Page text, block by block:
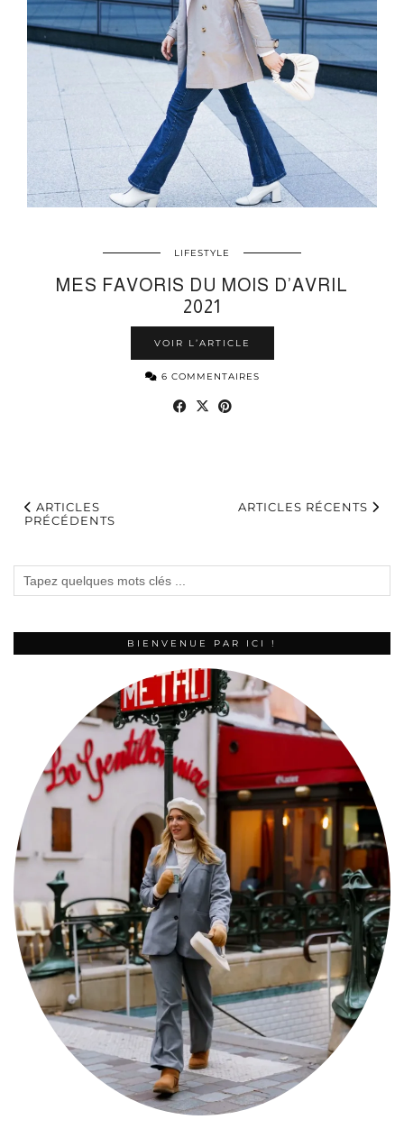
LIFESTYLE
MES FAVORIS DU MOIS D’AVRIL
2021
VOIR L’ARTICLE
6 COMMENTAIRES
ARTICLES
PRÉCÉDENTS
ARTICLES RÉCENTS
BIENVENUE PAR ICI !